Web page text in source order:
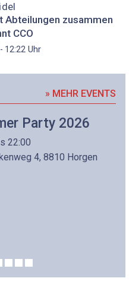
Abteilungen zusammen
CCO
12:22Uhr
» MEHR EVENTS
Party 2026
22:00
4, 8810 Horgen